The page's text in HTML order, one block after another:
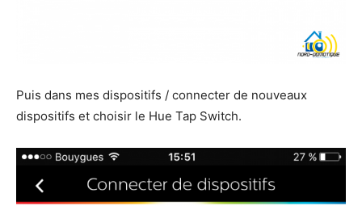
Puis dans mes dispositifs / connecter de nouveaux
dispositifs et choisir le Hue Tap Switch.